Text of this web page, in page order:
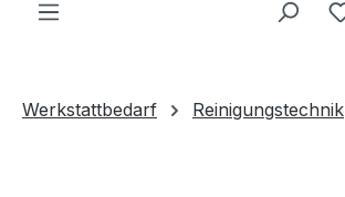
Werkstattbedarf Reinigungstechnik